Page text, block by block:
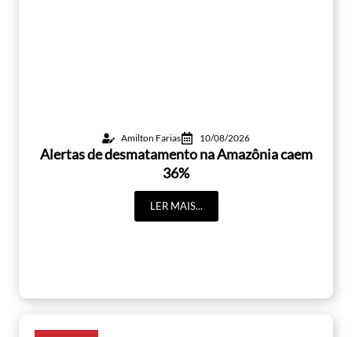
Amilton Farias 10/08/2026
Alertas de desmatamento na Amazônia caem
36%
LER MAIS...